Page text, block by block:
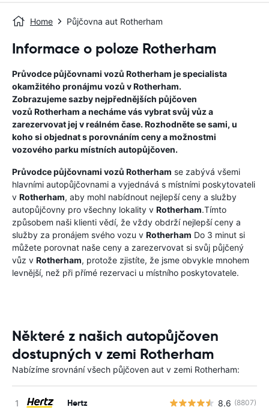
Home Půjčovna aut Rotherham
Informace o poloze Rotherham
Průvodce půjčovnami vozů Rotherham je specialista
okamžitého pronájmu vozů vRotherham.
Zobrazujeme sazby nejpřednějších půjčoven
vozů Rotherham a necháme vás vybrat svůj vůz a
zarezervovat jej v reálném čase. Rozhodněte se sami, u
koho si objednat s porovnáním ceny a možnostmi
vozového parku místních autopůjčoven.
Průvodce půjčovnami vozů Rotherham se zabývá všemi
hlavními autopůjčovnami a vyjednává s místními poskytovateli
v Rotherham, aby mohl nabídnout nejlepší ceny a služby
autopůjčovny pro všechny lokality v Rotherham.Tímto
způsobem naši klienti vědí, že vždy obdrží nejlepší ceny a
služby za pronájem svého vozu v Rotherham Do 3 minut si
můžete porovnat naše ceny a zarezervovat si svůj půjčený
vůz v Rotherham, protože zjistíte, že jsme obvykle mnohem
levnější, než při přímé rezervaci u místního poskytovatele.
Některé z našich autopůjčoven
dostupných v zemi Rotherham
Nabízíme srovnání všech půjčoven aut v zemi Rotherham:
Hertz 8.6 (8807)